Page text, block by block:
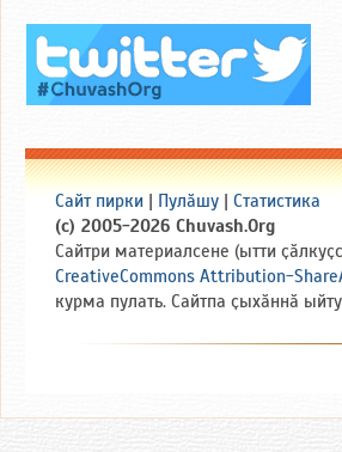
Сайт пирки | Пулӑшу | Статистика
(c) 2005-2026 Chuvash.Org
Сайтри материалсене (ытти
CreativeCommons Attribution-
курма пулать. Сайтпа ҫыхӑннӑ